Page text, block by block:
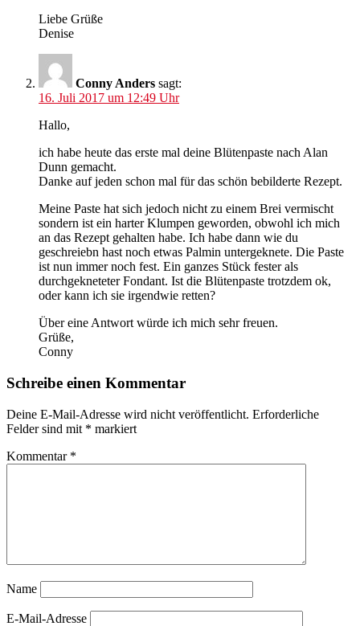
Liebe Grüße
Denise
Conny Anders sagt:
16. Juli 2017 um 12:49 Uhr
Hallo,
ich habe heute das erste mal deine Blütenpaste nach Alan
Dunn gemacht.
Danke auf jeden schon mal für das schön bebilderte Rezept.
Meine Paste hat sich jedoch nicht zu einem Brei vermischt
sondern ist ein harter Klumpen geworden, obwohl ich mich
an das Rezept gehalten habe. Ich habe dann wie du
geschreiebn hast noch etwas Palmin untergeknete. Die Paste
ist nun immer noch fest. Ein ganzes Stück fester als
durchgekneteter Fondant. Ist die Blütenpaste trotzdem ok,
oder kann ich sie irgendwie retten?
Über eine Antwort würde ich mich sehr freuen.
Grüße,
Conny
Schreibe einen Kommentar
Deine E-Mail-Adresse wird nicht veröffentlicht. Erforderliche
Felder sind mit * markiert
Kommentar *
Name
E-Mail-Adresse